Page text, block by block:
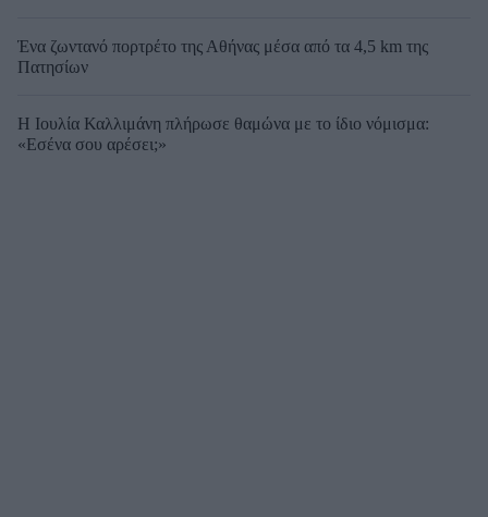
Ένα ζωντανό πορτρέτο της Αθήνας μέσα από τα 4,5 km της
Πατησίων
Η Ιουλία Καλλιμάνη πλήρωσε θαμώνα με το ίδιο νόμισμα:
«Εσένα σου αρέσει;»